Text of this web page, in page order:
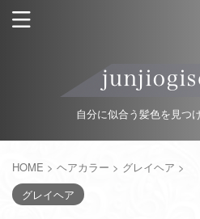
自分に似合う髪色を見つ
HOME > ヘアカラー > グレイヘア >
グレイヘア